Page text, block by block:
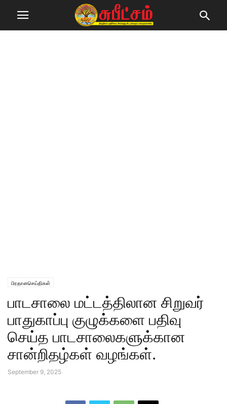
பிரதானசெய்திகள்
பாடசாலை மட்டத்திலான சிறுவர்
பாதுகாப்பு குழுக்களை பதிவு
செய்த பாடசாலைகளுக்கான
சான்றிதழ்கள் வழங்கள்.
September 9, 2025